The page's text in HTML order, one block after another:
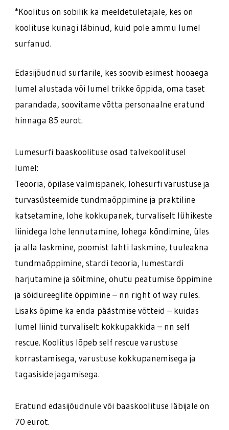
*Koolitus on sobilik ka meeldetuletajale, kes on
koolituse kunagi läbinud, kuid pole ammu lumel
surfanud.
Edasijõudnud surfarile, kes soovib esimest hooaega
lumel alustada või lumel trikke õppida, oma taset
parandada, soovitame võtta personaalne eratund
hinnaga 85 eurot.
Lumesurfi baaskoolituse osad talvekoolitusel
lumel:
Teooria, õpilase valmispanek, lohesurfi varustuse ja
turvasüsteemide tundmaõppimine ja praktiline
katsetamine, lohe kokkupanek, turvaliselt lühikeste
liinidega lohe lennutamine, lohega kõndimine, üles
ja alla laskmine, poomist lahti laskmine, tuuleakna
tundmaõppimine, stardi teooria, lumestardi
harjutamine ja sõitmine, ohutu peatumise õppimine
ja sõidureeglite õppimine – nn right of way rules.
Lisaks õpime ka enda päästmise võtteid – kuidas
lumel liinid turvaliselt kokkupakkida – nn self
rescue. Koolitus lõpeb self rescue varustuse
korrastamisega, varustuse kokkupanemisega ja
tagasiside jagamisega.
Eratund edasijõudnule või baaskoolituse läbijale on
70 eurot.